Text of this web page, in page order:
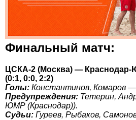
Финальный матч:
ЦСКА-2 (Москва) — Краснодар-
(0:1, 0:0, 2:2)
Голы: Константинов, Комаров
Предупреждения: Тетерин,
ЮМР (Краснодар)).
Судьи: Гуреев, Рыбаков,